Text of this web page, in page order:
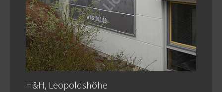
H&H, Leopoldshöhe